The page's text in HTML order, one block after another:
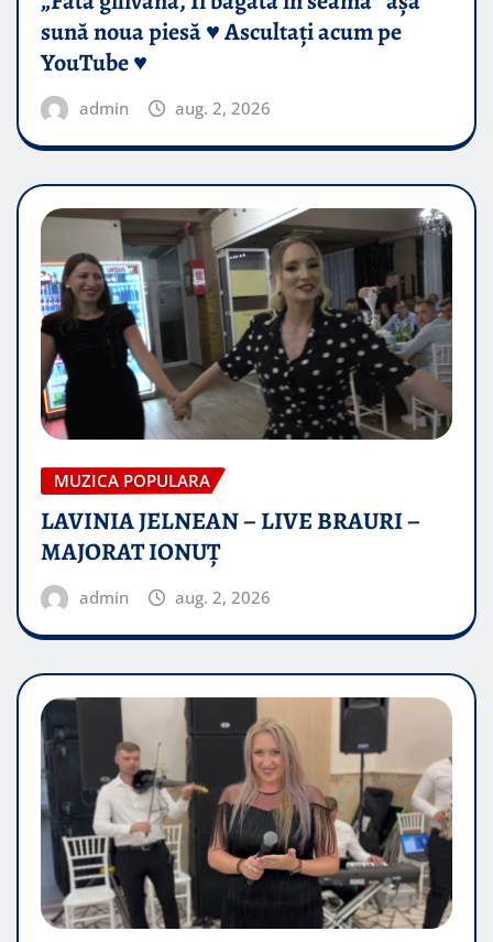
sună noua piesă ♥️ Ascultați acum pe
YouTube ♥️
admin aug. 2, 2026
MUZICA POPULARA
LAVINIA JELNEAN – LIVE BRAURI –
MAJORAT IONUŢ
admin aug. 2, 2026